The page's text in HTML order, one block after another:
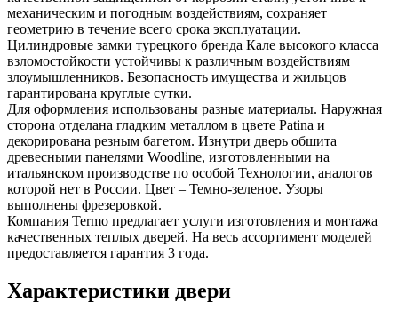
механическим и погодным воздействиям, сохраняет
геометрию в течение всего срока эксплуатации.
Цилиндровые замки турецкого бренда Кале высокого класса
взломостойкости устойчивы к различным воздействиям
злоумышленников. Безопасность имущества и жильцов
гарантирована круглые сутки.
Для оформления использованы разные материалы. Наружная
сторона отделана гладким металлом в цвете Patina и
декорирована резным багетом. Изнутри дверь обшита
древесными панелями Woodline, изготовленными на
итальянском производстве по особой Технологии, аналогов
которой нет в России. Цвет – Темно-зеленое. Узоры
выполнены фрезеровкой.
Компания Termo предлагает услуги изготовления и монтажа
качественных теплых дверей. На весь ассортимент моделей
предоставляется гарантия 3 года.
Характеристики двери